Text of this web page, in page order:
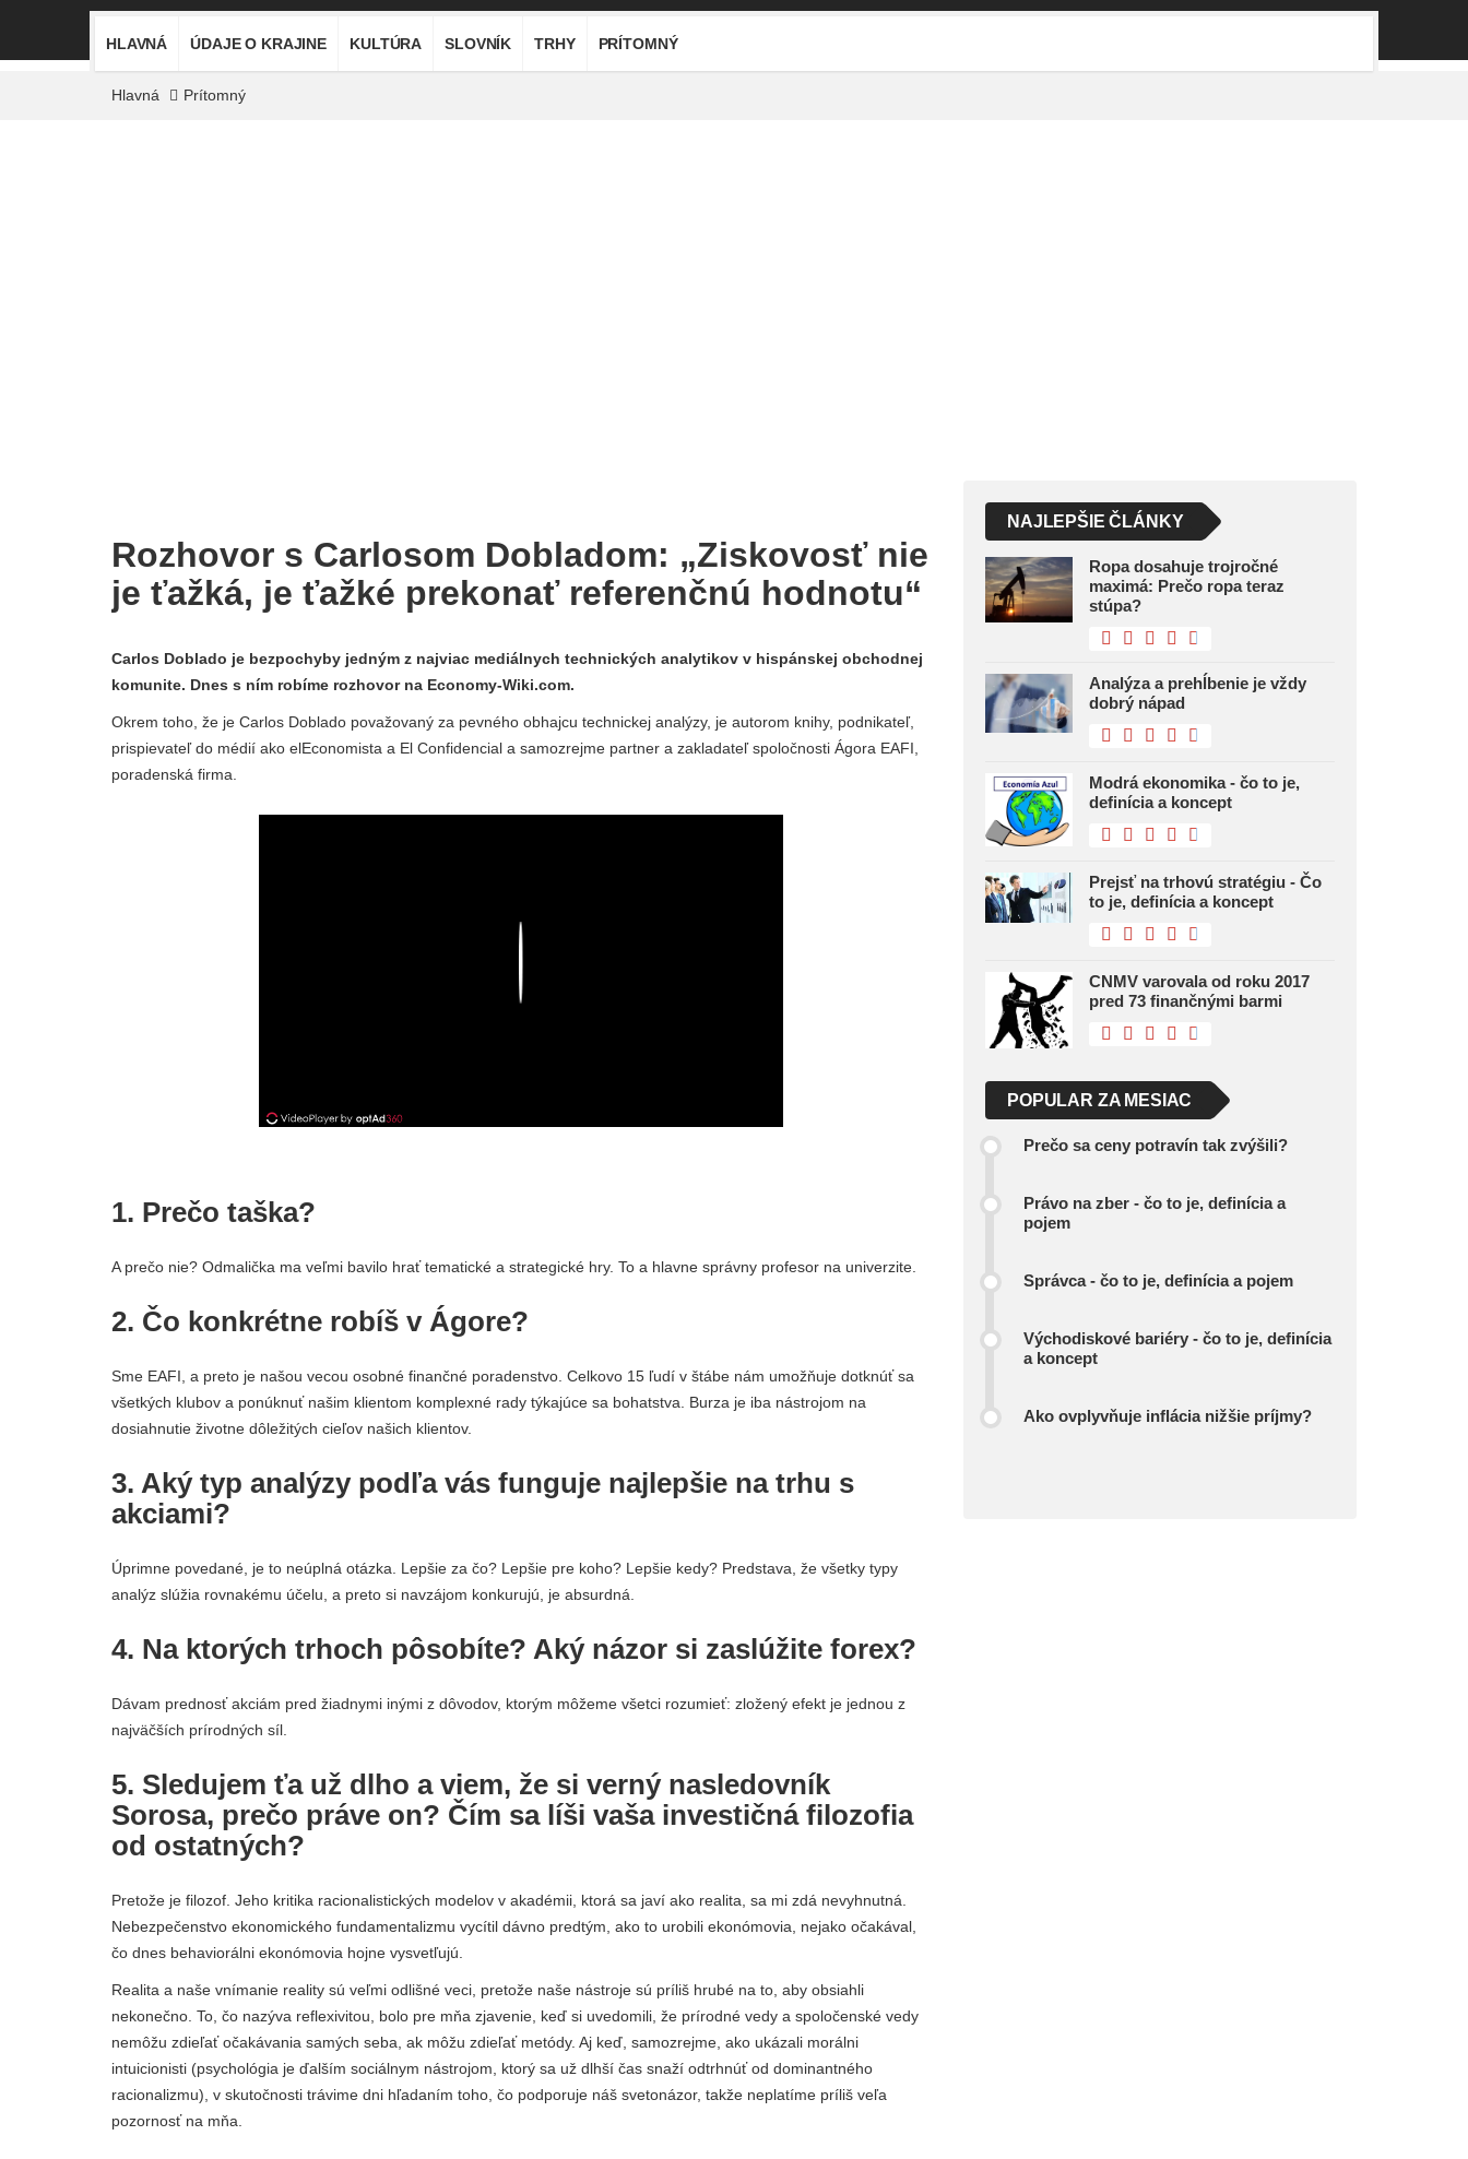
HLAVNÁ ÚDAJE O KRAJINE KULTÚRA SLOVNÍK TRHY PRÍTOMNÝ
Hlavná Prítomný
Rozhovor s Carlosom Dobladom: „Ziskovosť nie
je ťažká, je ťažké prekonať referenčnú hodnotu“
Carlos Doblado je bezpochyby jedným z najviac mediálnych technických analytikov v hispánskej obchodnej
komunite. Dnes s ním robíme rozhovor na Economy-Wiki.com.
Okrem toho, že je Carlos Doblado považovaný za pevného obhajcu technickej analýzy, je autorom knihy, podnikateľ,
prispievateľ do médií ako elEconomista a El Confidencial a samozrejme partner a zakladateľ spoločnosti Ágora EAFI,
poradenská firma.
1. Prečo taška?
A prečo nie? Odmalička ma veľmi bavilo hrať tematické a strategické hry. To a hlavne správny profesor na univerzite.
2. Čo konkrétne robíš v Ágore?
Sme EAFI, a preto je našou vecou osobné finančné poradenstvo. Celkovo 15 ľudí v štábe nám umožňuje dotknúť sa
všetkých klubov a ponúknuť našim klientom komplexné rady týkajúce sa bohatstva. Burza je iba nástrojom na
dosiahnutie životne dôležitých cieľov našich klientov.
3. Aký typ analýzy podľa vás funguje najlepšie na trhu s
akciami?
Úprimne povedané, je to neúplná otázka. Lepšie za čo? Lepšie pre koho? Lepšie kedy? Predstava, že všetky typy
analýz slúžia rovnakému účelu, a preto si navzájom konkurujú, je absurdná.
4. Na ktorých trhoch pôsobíte? Aký názor si zaslúžite forex?
Dávam prednosť akciám pred žiadnymi inými z dôvodov, ktorým môžeme všetci rozumieť: zložený efekt je jednou z
najväčších prírodných síl.
5. Sledujem ťa už dlho a viem, že si verný nasledovník
Sorosa, prečo práve on? Čím sa líši vaša investičná filozofia
od ostatných?
Pretože je filozof. Jeho kritika racionalistických modelov v akadémii, ktorá sa javí ako realita, sa mi zdá nevyhnutná.
Nebezpečenstvo ekonomického fundamentalizmu vycítil dávno predtým, ako to urobili ekonómovia, nejako očakával,
čo dnes behaviorálni ekonómovia hojne vysvetľujú.
Realita a naše vnímanie reality sú veľmi odlišné veci, pretože naše nástroje sú príliš hrubé na to, aby obsiahli
nekonečno. To, čo nazýva reflexivitou, bolo pre mňa zjavenie, keď si uvedomili, že prírodné vedy a spoločenské vedy
nemôžu zdieľať očakávania samých seba, ak môžu zdieľať metódy. Aj keď, samozrejme, ako ukázali morálni
intuicionisti (psychológia je ďalším sociálnym nástrojom, ktorý sa už dlhší čas snaží odtrhnúť od dominantného
racionalizmu), v skutočnosti trávime dni hľadaním toho, čo podporuje náš svetonázor, takže neplatíme príliš veľa
pozornosť na mňa.
NAJLEPŠIE ČLÁNKY
Ropa dosahuje trojročné
maximá: Prečo ropa teraz
stúpa?
Analýza a prehĺbenie je vždy
dobrý nápad
Modrá ekonomika - čo to je,
definícia a koncept
Prejsť na trhovú stratégiu - Čo
to je, definícia a koncept
CNMV varovala od roku 2017
pred 73 finančnými barmi
POPULAR ZA MESIAC
Prečo sa ceny potravín tak zvýšili?
Právo na zber - čo to je, definícia a
pojem
Správca - čo to je, definícia a pojem
Východiskové bariéry - čo to je, definícia
a koncept
Ako ovplyvňuje inflácia nižšie príjmy?